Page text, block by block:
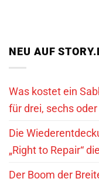
NEU AUF
Was kostet ein
für drei, sechs
Die
„Right to Repair“
Der Boom der